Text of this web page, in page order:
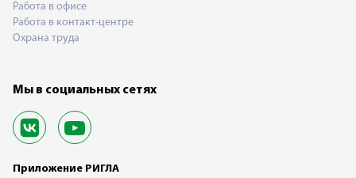
Работа в офисе
Работа в контакт-центре
Охрана труда
Мы в социальных сетях
Приложение РИГЛА